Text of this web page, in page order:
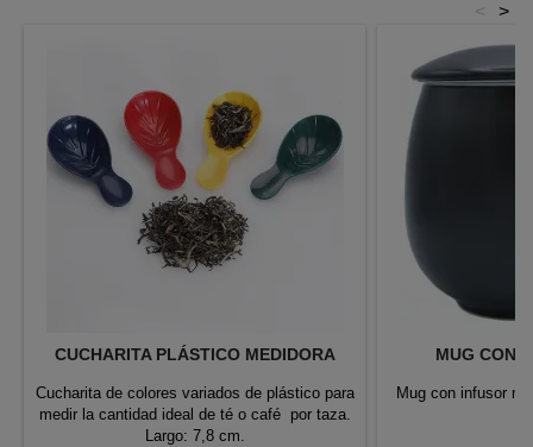
>
<
CUCHARITA PLÁSTICO MEDIDORA
Cucharita de colores variados de plástico para
medir la cantidad ideal de té o café por taza.
Largo: 7,8 cm.
MUG CON
Mug con infusor